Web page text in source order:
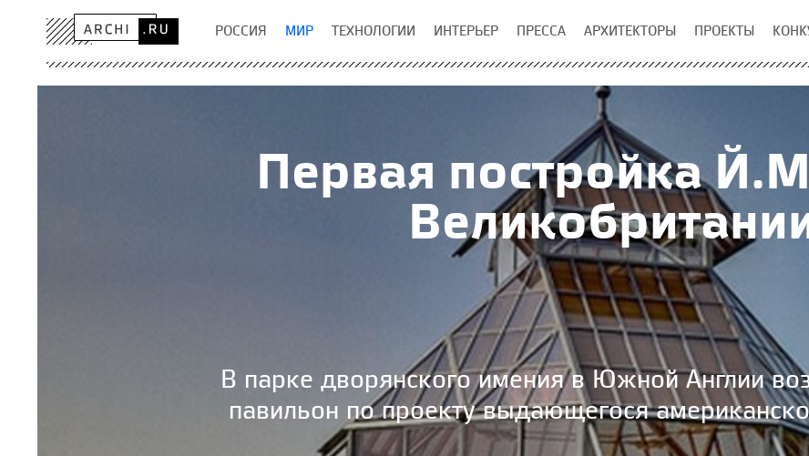
РОССИЯ МИР ТЕХНОЛОГИИ ИНТЕРЬЕР ПРЕССА АРХИТЕКТОРЫ ПРОЕКТЫ
Первая постройка
В парке дворянского имения в Южной Англии
павильон по проекту выдающегося